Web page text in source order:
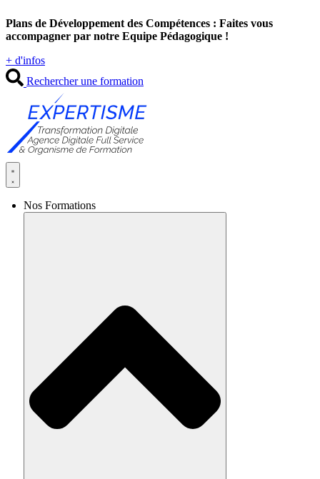
au
contenu
Plans de Développement des Compétences : Faites vous
accompagner par notre Equipe Pédagogique !
+ d'infos
Rechercher une formation
Nos Formations